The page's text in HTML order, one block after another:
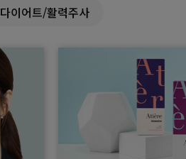
다이어트/활력주사